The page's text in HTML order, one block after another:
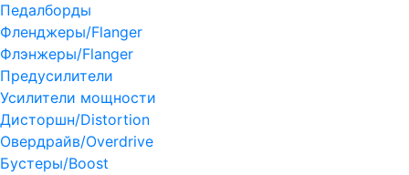
Педалборды
Фленджеры/Flanger
Флэнжеры/Flanger
Предусилители
Усилители мощности
Дисторшн/Distortion
Овердрайв/Overdrive
Бустеры/Boost